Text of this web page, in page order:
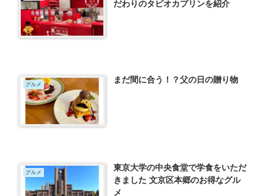
だわりのタピオカプリンを紹介
グルメ まだ間に合う！？父の日の贈り物
グルメ
東京大学の中央食堂で学食をいただ
きました 文京区本郷のお得なグル
メ